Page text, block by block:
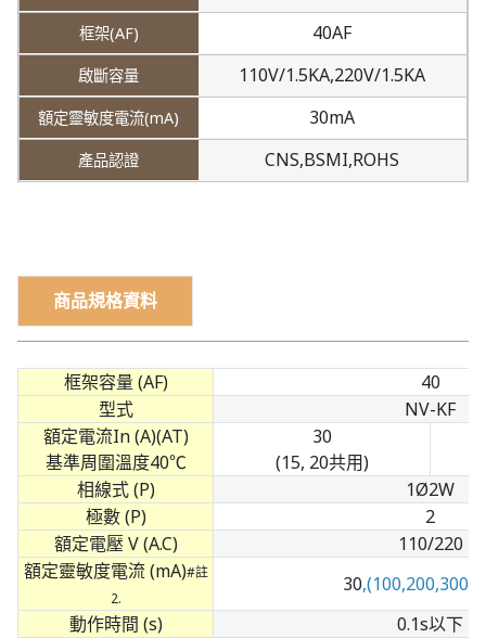
40AF
110V/1.5KA,220V/1.5KA
30mA
CNS,BSMI,ROHS
商品規格資料
框架容量 (AF)
40
型式
NV-KF
額定電流In (A)(AT)
基準周圍溫度40℃
30
(15, 20共用)
相線式 (P)
1Ø2W
極數 (P)
2
額定電壓 V (A.C)
110/220
額定靈敏度電流 (mA)#註
2.
30
動作時間 (s)
0.1s以下